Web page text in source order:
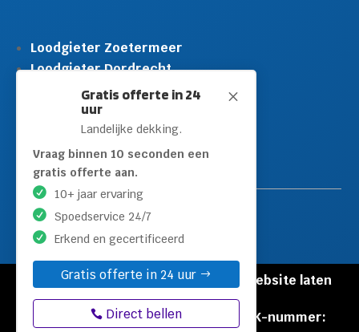
M
Gratis offerte in 24
uur
Landelijke dekking.
Vraag binnen 10 seconden een
gratis offerte aan.
10+ jaar ervaring
Spoedservice 24/7
Erkend en gecertificeerd
Gratis offerte in 24 uur
Direct bellen
Loodgieter Zoetermeer
Loodgieter Dordrecht
Loodgieter Rijswijk
Loodgieter Schiedam
Loodgieter Leidschendam
Loodgieter Hilversum
© Copyright Loodgieters Kwartier |
Website laten
maken door Flexamedia
Privacyverklaring|Disclaimer
KVK-nummer: